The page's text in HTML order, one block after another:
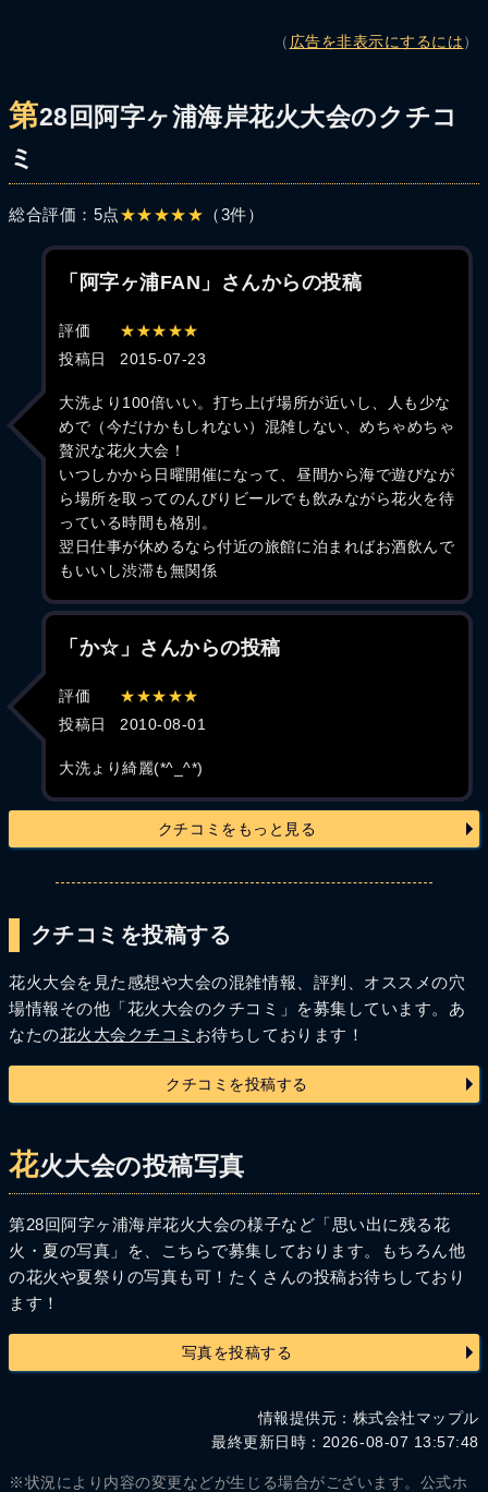
（ 広告を非表示にするには ）
第28回阿字ヶ浦海岸花火大会のクチコ
ミ
総合評価：5点★★★★★ （3件）
「阿字ヶ浦FAN」さんからの投稿
評価
★★★★★
投稿日
2015-07-23
大洗より100倍いい。打ち上げ場所が近いし、人も少な
めで（今だけかもしれない）混雑しない、めちゃめちゃ
贅沢な花火大会！
いつしかから日曜開催になって、昼間から海で遊びなが
ら場所を取ってのんびりビールでも飲みながら花火を待
っている時間も格別。
翌日仕事が休めるなら付近の旅館に泊まればお酒飲んで
もいいし渋滞も無関係
「か☆」さんからの投稿
評価
★★★★★
投稿日
2010-08-01
大洗ょり綺麗(*^_^*)
クチコミをもっと見る
クチコミを投稿する
花火大会を見た感想や大会の混雑情報、評判、オススメの穴
場情報その他「花火大会のクチコミ」を募集しています。あ
なたの花火大会クチコミ お待ちしております！
クチコミを投稿する
花火大会の投稿写真
第28回阿字ヶ浦海岸花火大会の様子など「思い出に残る花
火・夏の写真」を、こちらで募集しております。もちろん他
の花火や夏祭りの写真も可！たくさんの投稿お待ちしており
ます！
写真を投稿する
情報提供元：株式会社マップル
最終更新日時：2026-08-07 13:57:48
※状況により内容の変更などが生じる場合がございます。公式ホ